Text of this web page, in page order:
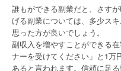
誰もができる副業だと、さす
げる副業については、多少ス
思った方が良いでしょう。
副収入を増やすことができる
ナーを受けてください」と1万
あると言われます。信頼に足